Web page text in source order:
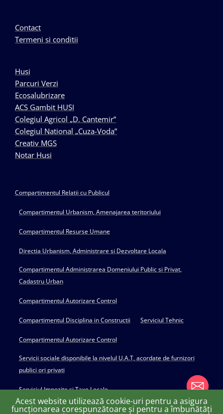
Contact
Termeni si conditii
Husi
Parcuri Verzi
Ecosalubrizare
ACS Gambit HUSI
Colegiul Agricol „D. Cantemir”
Colegiul National „Cuza-Voda”
Creativ MGS
Notar Husi
Compartimentul Relatii cu Publicul
Compartimentul Urbanism, Amenajarea teritoriului
Compartimentul Resurse Umane
Directia Urbanism, Administrare si Dezvoltare Locala
Compartimentul Administrarea Domeniului Public si Privat,
Cadastru Urban
Compartimentul Autorizare Control
Compartimentul Disciplina in Constructii Serviciul Tehnic
Compartimentul Autorizare Control
Servicii sociale disponibile la nivelul U.A.T, acordate de furnizori
publici ori privati
Serviciul Impozite si Taxe Locale
Acest website utilizează cookie-uri pentru a asigura
funcționarea corespunzătoare și pentru a îmbunătăți